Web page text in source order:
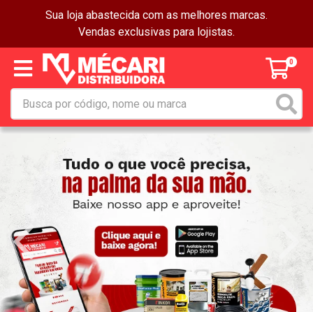
Sua loja abastecida com as melhores marcas.
Vendas exclusivas para lojistas.
0